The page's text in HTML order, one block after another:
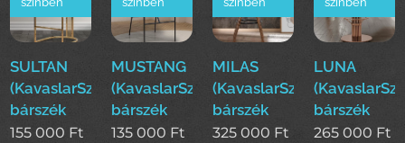
SULTAN
(KavaslarSzékek)
bárszék
155 000 Ft
MUSTANG
(KavaslarSzékek)
bárszék
135 000 Ft
MILAS
(KavaslarSzékek)
bárszék
325 000 Ft
LUNA
bárszék
265 000 Ft